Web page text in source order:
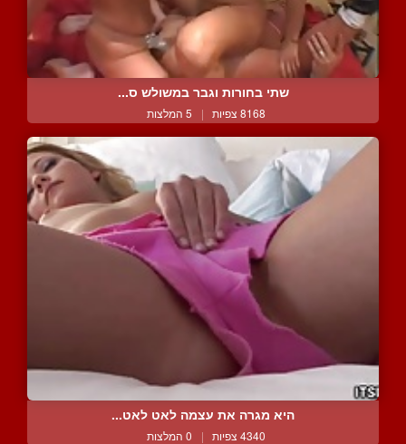
שתי בחורות וגבר במשולש ס...
8168 צפיות | 5 המלצות
היא מגרה את עצמה לאט לאט...
4340 צפיות | 0 המלצות